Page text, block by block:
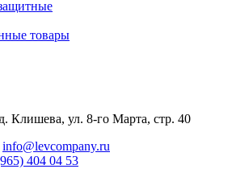
товары
Клишева, ул. 8-го Марта, стр. 40
info@levcompany.ru
404 04 53